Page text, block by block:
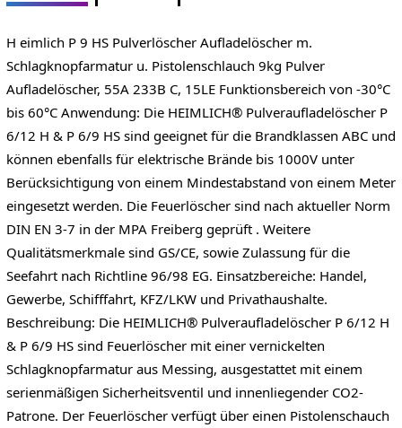
H eimlich P 9 HS Pulverlöscher Aufladelöscher m.
Schlagknopfarmatur u. Pistolenschlauch 9kg Pulver
Aufladelöscher, 55A 233B C, 15LE Funktionsbereich von -30°C
bis 60°C Anwendung: Die HEIMLICH® Pulveraufladelöscher P
6/12 H & P 6/9 HS sind geeignet für die Brandklassen ABC und
können ebenfalls für elektrische Brände bis 1000V unter
Berücksichtigung von einem Mindestabstand von einem Meter
eingesetzt werden. Die Feuerlöscher sind nach aktueller Norm
DIN EN 3-7 in der MPA Freiberg geprüft . Weitere
Qualitätsmerkmale sind GS/CE, sowie Zulassung für die
Seefahrt nach Richtline 96/98 EG. Einsatzbereiche: Handel,
Gewerbe, Schifffahrt, KFZ/LKW und Privathaushalte.
Beschreibung: Die HEIMLICH® Pulveraufladelöscher P 6/12 H
& P 6/9 HS sind Feuerlöscher mit einer vernickelten
Schlagknopfarmatur aus Messing, ausgestattet mit einem
serienmäßigen Sicherheitsventil und innenliegender CO2-
Patrone. Der Feuerlöscher verfügt über einen Pistolenschauch